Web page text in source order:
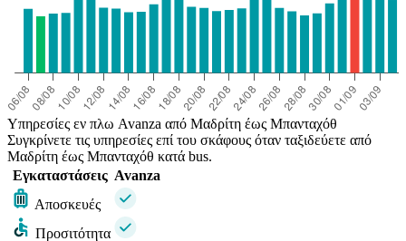
Υπηρεσίες εν πλω Avanza από Μαδρίτη έως Μπανταχόθ
Συγκρίνετε τις υπηρεσίες επί του σκάφους όταν ταξιδεύετε από
Μαδρίτη έως Μπανταχόθ κατά bus.
Εγκαταστάσεις Avanza
Αποσκευές
Προσιτότητα